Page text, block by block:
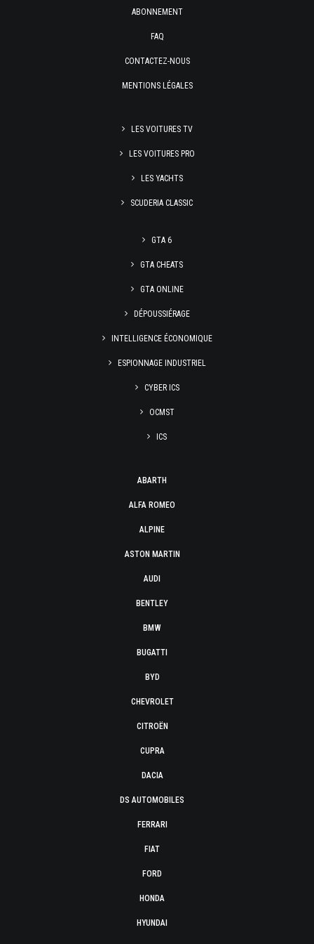
ABONNEMENT
FAQ
CONTACTEZ-NOUS
MENTIONS LÉGALES
LES VOITURES TV
LES VOITURES PRO
LES YACHTS
SCUDERIA CLASSIC
GTA 6
GTA CHEATS
GTA ONLINE
DÉPOUSSIÉRAGE
INTELLIGENCE ÉCONOMIQUE
ESPIONNAGE INDUSTRIEL
CYBER ICS
OCMST
ICS
ABARTH
ALFA ROMEO
ALPINE
ASTON MARTIN
AUDI
BENTLEY
BMW
BUGATTI
BYD
CHEVROLET
CITROËN
CUPRA
DACIA
DS AUTOMOBILES
FERRARI
FIAT
FORD
HONDA
HYUNDAI